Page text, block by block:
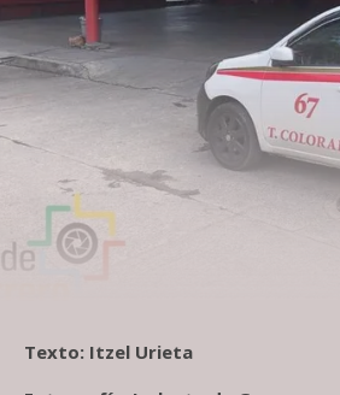
Texto: Itzel Urieta